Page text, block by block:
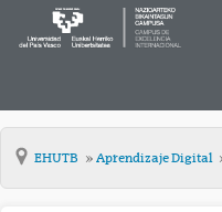
EHUTB Aprendizaje Digital